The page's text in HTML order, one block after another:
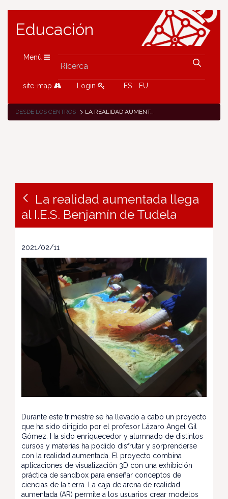
Educación
Menù
site-map Login ES EU
DESDE LOS CENTROS LA REALIDAD AUMENTADA LLEGA AL I.E.S. BENJAMÍN DE TUDELA
La realidad aumentada llega
al I.E.S. Benjamín de Tudela
2021/02/11
Durante este trimestre se ha llevado a cabo un proyecto
que ha sido dirigido por el profesor Lázaro Angel Gil
Gómez. Ha sido enriquecedor y alumnado de distintos
cursos y materias ha podido disfrutar y sorprenderse
con la realidad aumentada. El proyecto combina
aplicaciones de visualización 3D con una exhibición
práctica de sandbox para enseñar conceptos de
ciencias de la tierra. La caja de arena de realidad
aumentada (AR) permite a los usuarios crear modelos